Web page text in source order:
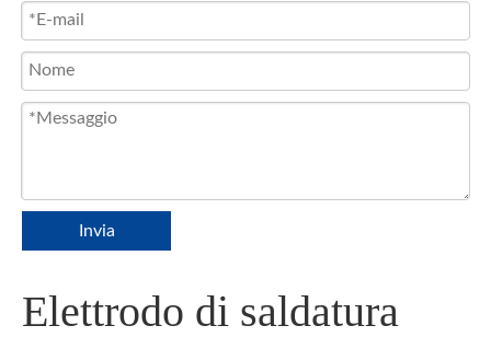
Invia
Elettrodo di saldatura